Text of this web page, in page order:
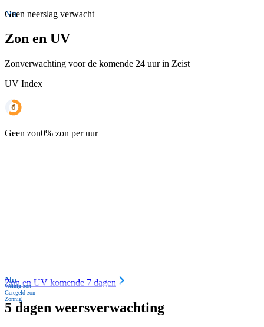
Nu
Geen neerslag verwacht
Zon en UV
Zonverwachting voor de komende 24 uur in Zeist
UV Index
Geen zon0% zon per uur
Nu
Weinig zon
Geregeld zon
Zonnig
Zon en UV komende 7 dagen
5 dagen weersverwachting